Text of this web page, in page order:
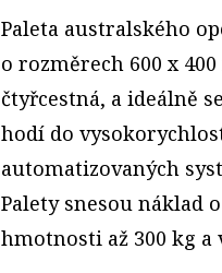
Paleta australského
o rozměrech 600 x
čtyřcestná, a ideálně
hodí do
automatizovaných
Palety snesou náklad o
hmotnosti až 300 kg a